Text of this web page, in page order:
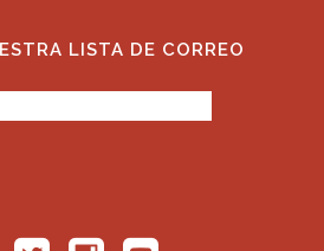
LISTA DE CORREO